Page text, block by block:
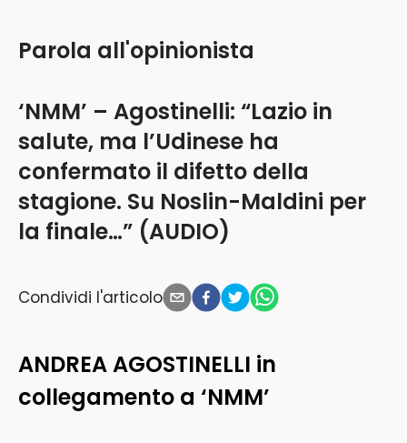
‘NMM’ – Agostinelli: “Lazio in
salute, ma l’Udinese ha
confermato il difetto della
stagione. Su Noslin-Maldini per
la finale…” (AUDIO)
Parola all'opinionista
Condividi l'articolo
ANDREA AGOSTINELLI in
collegamento a ‘NMM’